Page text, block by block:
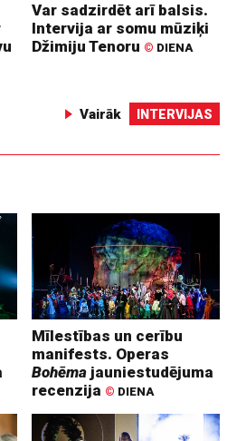
Var sadzirdēt arī balsis.
Intervija ar somu mūziķi
Džimiju Tenoru © DIENA
Vairāk INTERVIJAS
Mīlestības un cerību
manifests. Operas
Bohēma jauniestudējuma
recenzija © DIENA